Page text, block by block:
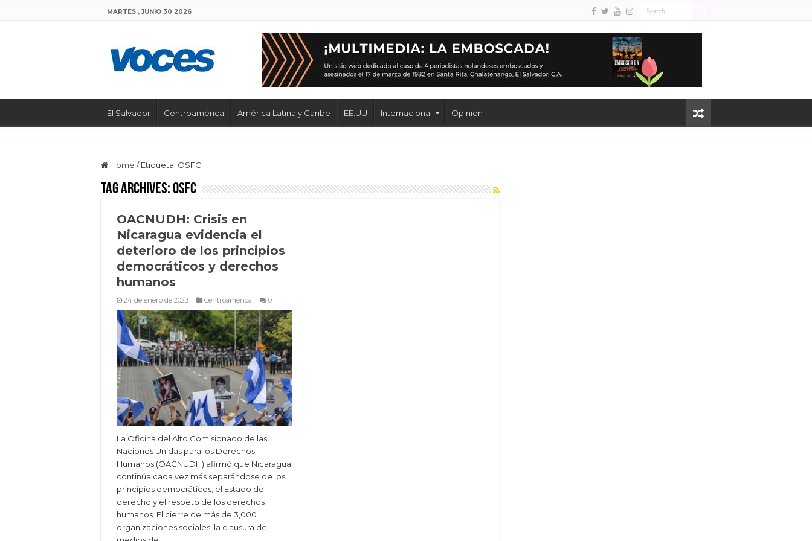
MARTES , JUNIO 30 2026
El Salvador Centroamérica América Latina y Caribe EE.UU Internacional Opinión
Home / Etiqueta: OSFC
Tag Archives:OSFC
OACNUDH: Crisis en
Nicaragua evidencia el
deterioro de los principios
democráticos y derechos
humanos
24 de enero de 2023 Centroamérica 0
La Oficina del Alto Comisionado de las
Naciones Unidas para los Derechos
Humanos (OACNUDH) afirmó que Nicaragua
continúa cada vez más separándose de los
principios democráticos, el Estado de
derecho y el respeto de los derechos
humanos. El cierre de más de 3,000
organizaciones sociales, la clausura de